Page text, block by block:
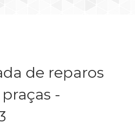
de reparos
-